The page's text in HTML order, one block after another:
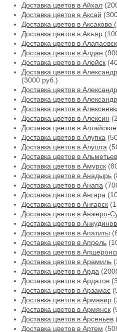
Доставка цветов в Айхал
Доставка цветов в Аксай
Доставка цветов в Аксаково
Доставка цветов в Акъяр
Доставка цветов в Алапаевск
Доставка цветов в Алдан
Доставка цветов в Алейск
Доставка цветов в
(3000 руб.)
Доставка цветов в
Доставка цветов в
Доставка цветов в
Доставка цветов в Алексин
Доставка цветов в Алтайское
Доставка цветов в Алупка
Доставка цветов в Алушта
Доставка цветов в
Доставка цветов в Амурск
Доставка цветов в Анадырь
Доставка цветов в Анапа
Доставка цветов в Ангара
Доставка цветов в Ангарск
Доставка цветов в Анжеро-
Доставка цветов в
Доставка цветов в Апатиты
Доставка цветов в Апрель
Доставка цветов в
Доставка цветов в Арамиль
Доставка цветов в Арда
Доставка цветов в Ардатов
Доставка цветов в Арзамас
Доставка цветов в Армавир
Доставка цветов в Армянск
Доставка цветов в Арсеньев
Доставка цветов в Артем